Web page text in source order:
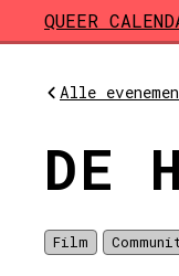
Skip to main
QUEER
Alle
DE
Film